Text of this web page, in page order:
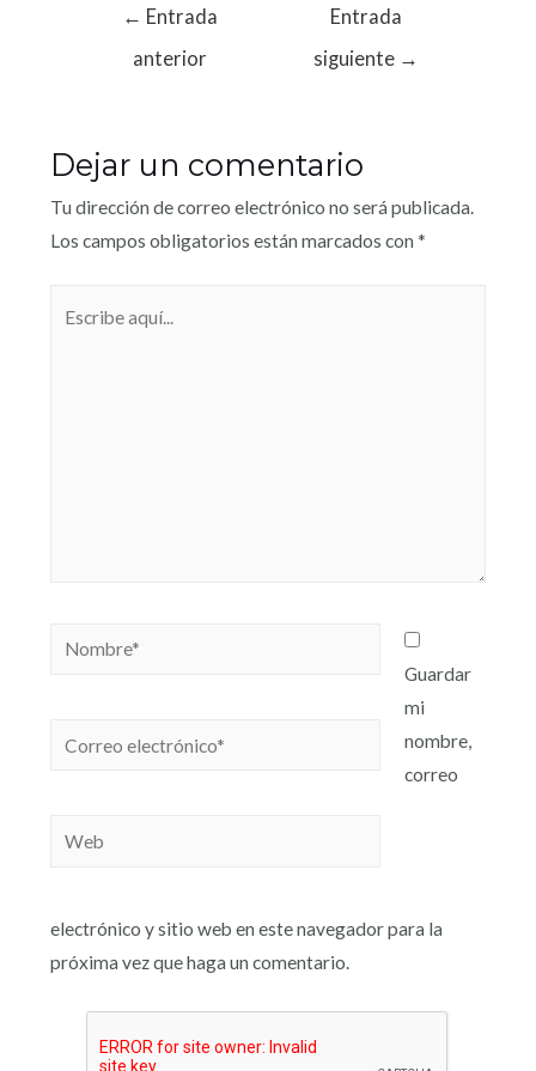
← Entrada
anterior
Entrada
siguiente →
Dejar un comentario
Tu dirección de correo electrónico no será publicada.
Los campos obligatorios están marcados con *
Guardar
mi
nombre,
correo
electrónico y sitio web en este navegador para la
próxima vez que haga un comentario.